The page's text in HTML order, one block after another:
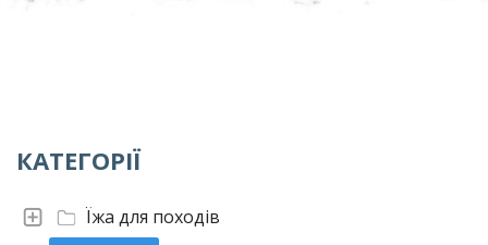
КАТЕГОРІЇ
Їжа для походів